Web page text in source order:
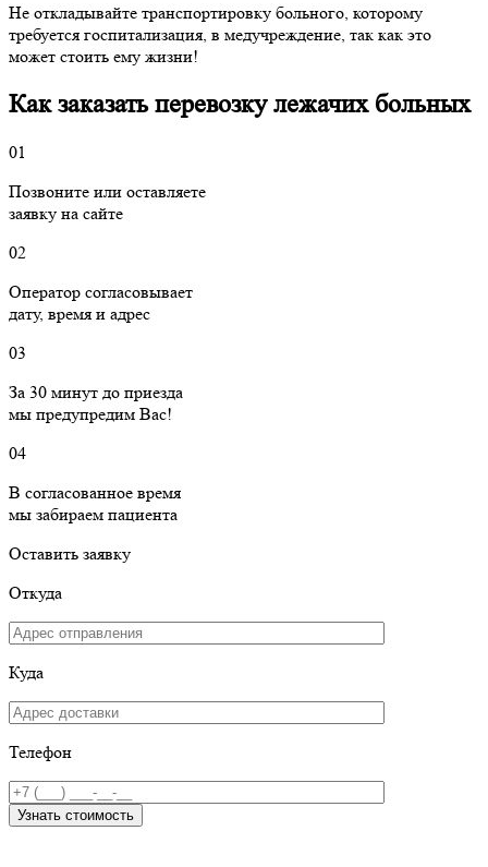
Не откладывайте транспортировку больного, которому
требуется госпитализация, в медучреждение, так как это
может стоить ему жизни!
Как заказать перевозку лежачих больных
01
Позвоните или оставляете
заявку на сайте
02
Оператор согласовывает
дату, время и адрес
03
За 30 минут до приезда
мы предупредим Вас!
04
В согласованное время
мы забираем пациента
Оставить заявку
Откуда
Куда
Телефон